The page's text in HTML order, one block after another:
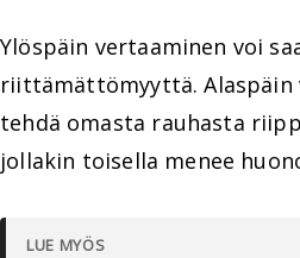
Ylöspäin vertaaminen voi
riittämättömyyttä. Alaspäin
tehdä omasta rauhasta
jollakin toisella menee
LUE MYÖS